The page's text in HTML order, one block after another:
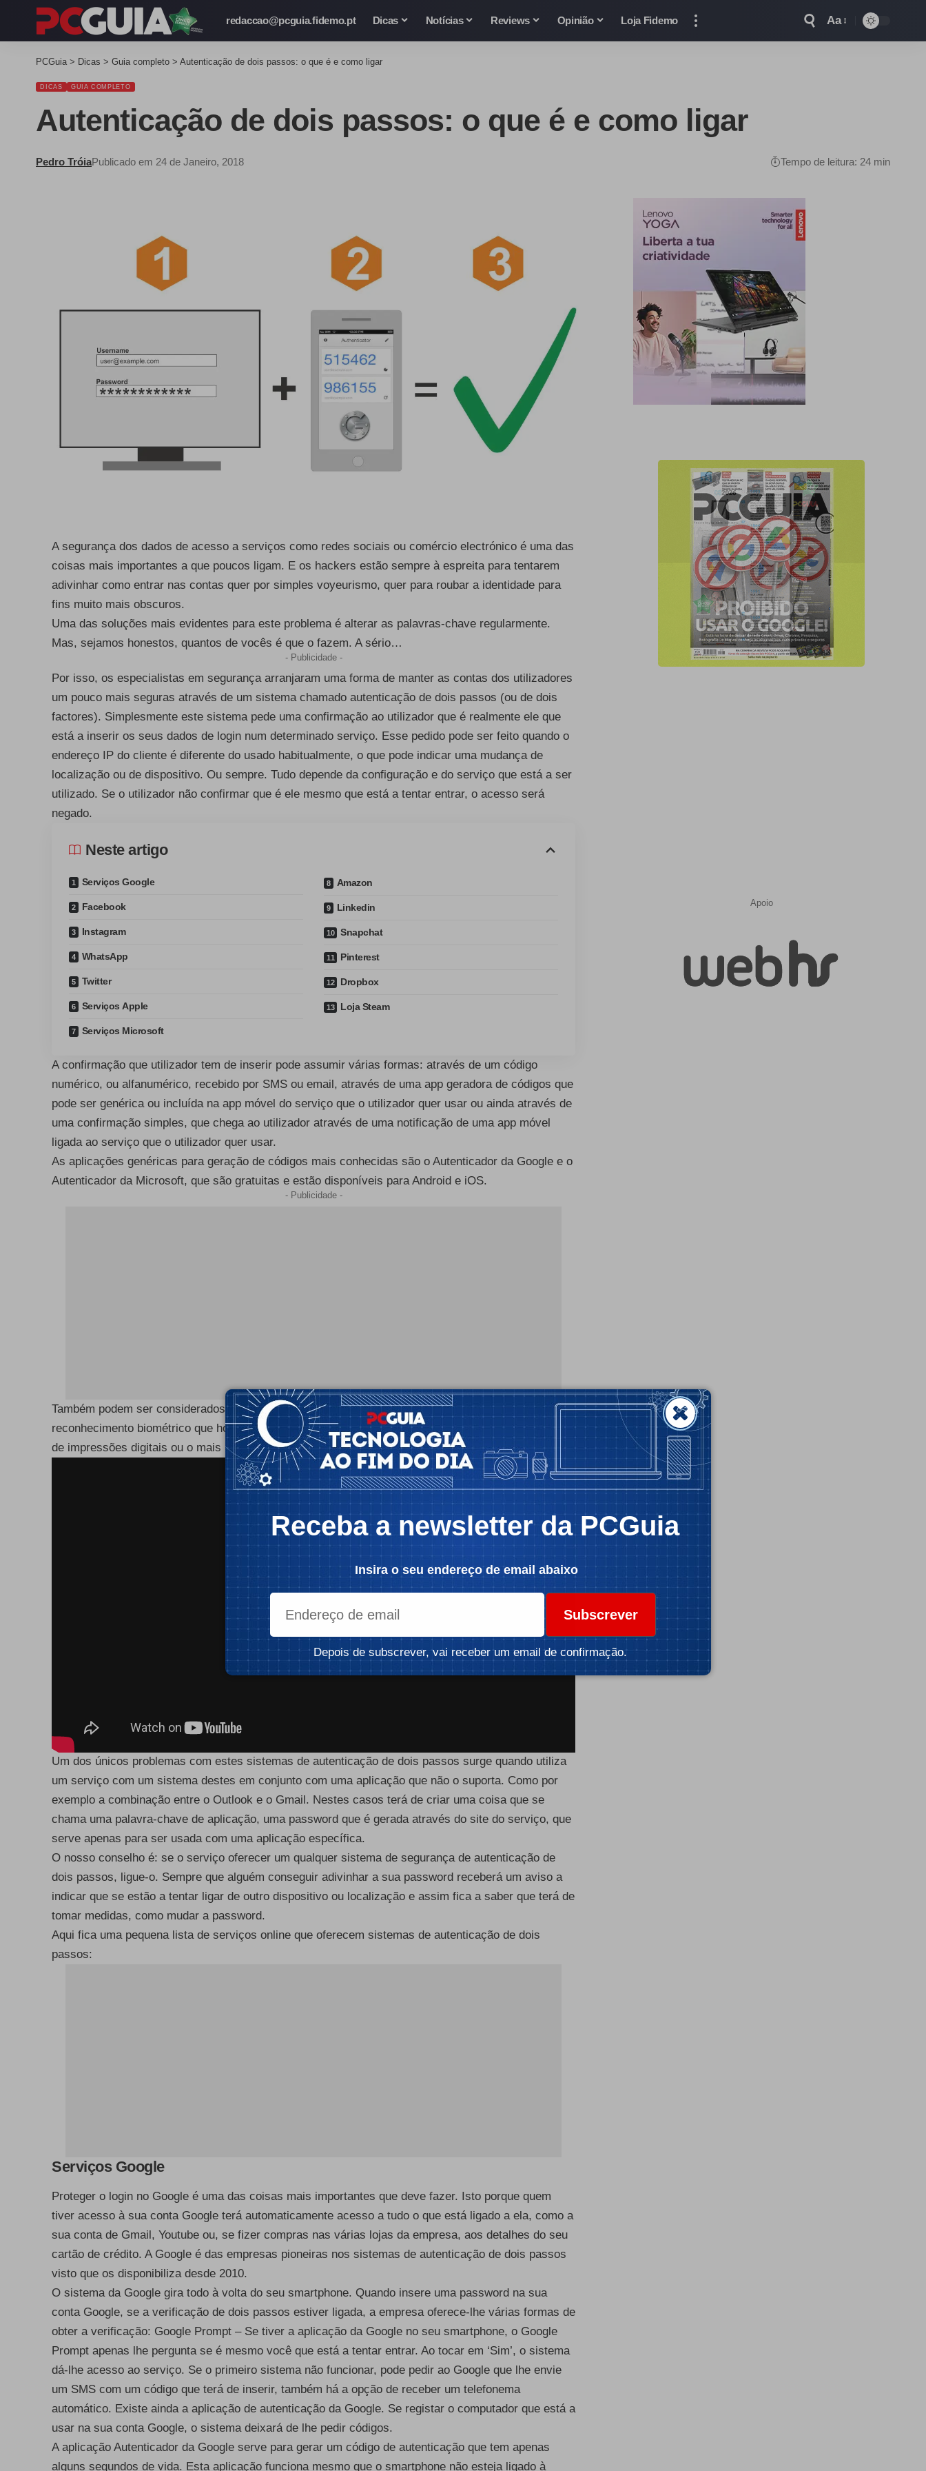
redaccao@pcguia.fidemo.pt Dicas Notícias Reviews Opinião Loja Fidemo Aa
PCGuia > Dicas > Guia completo > Autenticação de dois passos: o que é e como ligar
DICAS GUIA COMPLETO
Autenticação de dois passos: o que é e como ligar
Pedro TróiaPublicado em 24 de Janeiro, 2018 Tempo de leitura: 24 min
A segurança dos dados de acesso a serviços como redes sociais ou comércio electrónico é uma das
coisas mais importantes a que poucos ligam. E os hackers estão sempre à espreita para tentarem
adivinhar como entrar nas contas quer por simples voyeurismo, quer para roubar a identidade para
fins muito mais obscuros.
Uma das soluções mais evidentes para este problema é alterar as palavras-chave regularmente.
Mas, sejamos honestos, quantos de vocês é que o fazem. A sério…
- Publicidade -
Por isso, os especialistas em segurança arranjaram uma forma de manter as contas dos utilizadores
um pouco mais seguras através de um sistema chamado autenticação de dois passos (ou de dois
factores). Simplesmente este sistema pede uma confirmação ao utilizador que é realmente ele que
está a inserir os seus dados de login num determinado serviço. Esse pedido pode ser feito quando o
endereço IP do cliente é diferente do usado habitualmente, o que pode indicar uma mudança de
localização ou de dispositivo. Ou sempre. Tudo depende da configuração e do serviço que está a ser
utilizado. Se o utilizador não confirmar que é ele mesmo que está a tentar entrar, o acesso será
negado.
Neste artigo
Serviços Google
Facebook
Instagram
WhatsApp
Twitter
Serviços Apple
Serviços Microsoft
Amazon
Linkedin
Snapchat
Pinterest
Dropbox
Loja Steam
A confirmação que utilizador tem de inserir pode assumir várias formas: através de um código
numérico, ou alfanumérico, recebido por SMS ou email, através de uma app geradora de códigos que
pode ser genérica ou incluída na app móvel do serviço que o utilizador quer usar ou ainda através de
uma confirmação simples, que chega ao utilizador através de uma notificação de uma app móvel
ligada ao serviço que o utilizador quer usar.
As aplicações genéricas para geração de códigos mais conhecidas são o Autenticador da Google e o
Autenticador da Microsoft, que são gratuitas e estão disponíveis para Android e iOS.
- Publicidade -
Também podem ser considerados sistemas de autenticação de dois factores os sistemas de
reconhecimento biométrico que hoje em dia já são norma nos dispositivos móveis, como os sensores
de impressões digitais ou o mais recente Face ID da Apple.
Um dos únicos problemas com estes sistemas de autenticação de dois passos surge quando utiliza
um serviço com um sistema destes em conjunto com uma aplicação que não o suporta. Como por
exemplo a combinação entre o Outlook e o Gmail. Nestes casos terá de criar uma coisa que se
chama uma palavra-chave de aplicação, uma password que é gerada através do site do serviço, que
serve apenas para ser usada com uma aplicação específica.
O nosso conselho é: se o serviço oferecer um qualquer sistema de segurança de autenticação de
dois passos, ligue-o. Sempre que alguém conseguir adivinhar a sua password receberá um aviso a
indicar que se estão a tentar ligar de outro dispositivo ou localização e assim fica a saber que terá de
tomar medidas, como mudar a password.
Aqui fica uma pequena lista de serviços online que oferecem sistemas de autenticação de dois
passos:
Serviços Google
Proteger o login no Google é uma das coisas mais importantes que deve fazer. Isto porque quem
tiver acesso à sua conta Google terá automaticamente acesso a tudo o que está ligado a ela, como a
sua conta de Gmail, Youtube ou, se fizer compras nas várias lojas da empresa, aos detalhes do seu
cartão de crédito. A Google é das empresas pioneiras nos sistemas de autenticação de dois passos
visto que os disponibiliza desde 2010.
O sistema da Google gira todo à volta do seu smartphone. Quando insere uma password na sua
conta Google, se a verificação de dois passos estiver ligada, a empresa oferece-lhe várias formas de
obter a verificação: Google Prompt – Se tiver a aplicação da Google no seu smartphone, o Google
Prompt apenas lhe pergunta se é mesmo você que está a tentar entrar. Ao tocar em ‘Sim’, o sistema
dá-lhe acesso ao serviço. Se o primeiro sistema não funcionar, pode pedir ao Google que lhe envie
um SMS com um código que terá de inserir, também há a opção de receber um telefonema
automático. Existe ainda a aplicação de autenticação da Google. Se registar o computador que está a
usar na sua conta Google, o sistema deixará de lhe pedir códigos.
A aplicação Autenticador da Google serve para gerar um código de autenticação que tem apenas
alguns segundos de vida. Esta aplicação funciona mesmo que o smartphone não esteja ligado à
Apoio
Receba a newsletter da PCGuia
Insira o seu endereço de email abaixo
Subscrever
Depois de subscrever, vai receber um email de confirmação.